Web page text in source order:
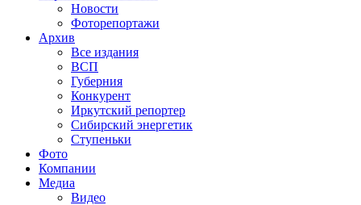
Новости
Фоторепортажи
Архив
Все издания
ВСП
Губерния
Конкурент
Иркутский репортер
Сибирский энергетик
Ступеньки
Фото
Компании
Медиа
Видео